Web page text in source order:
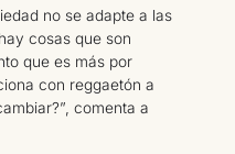
no se adapte a las
cosas que son
que es más por
con reggaetón a
comenta a